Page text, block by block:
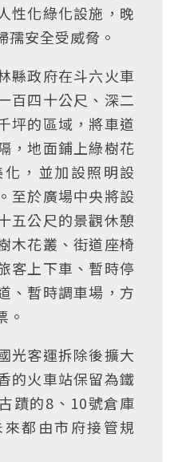
性化綠化設施，晚
孺安全受威脅。
縣政府在斗六火車
百四十公尺、深二
坪的區域，將車道
，地面鋪上綠樹花
，並加設照明設
至於廣場中央將設
五公尺的景觀休憩
木花叢、街道座椅
客上下車、暫時停
、暫時調車場，方
。
光客運拆除後擴大
的火車站保留為鐵
蹟的8、10號倉庫
都由市府接管規